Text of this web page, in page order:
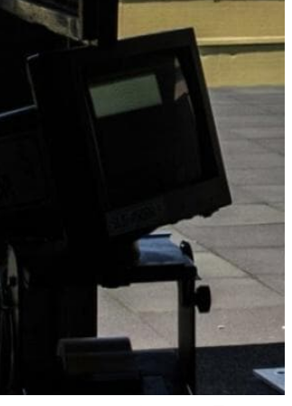
Städtische Häfen
Dienstleistungen
Tennisplatz